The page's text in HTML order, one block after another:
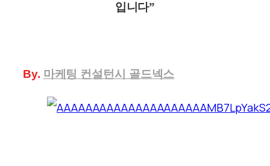
입니다”
By. 마케팅 컨설턴시 골드넥스